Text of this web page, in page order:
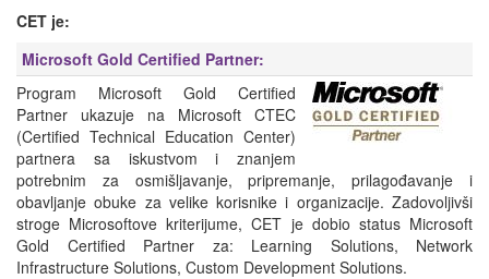
CET je:
Microsoft Gold Certified Partner:
Program Microsoft Gold Certified
Partner ukazuje na Microsoft CTEC
(Certified Technical Education Center)
partnera sa iskustvom i znanjem
potrebnim za osmišljavanje, pripremanje, prilagođavanje i
obavljanje obuke za velike korisnike i organizacije. Zadovoljivši
stroge Microsoftove kriterijume, CET je dobio status Microsoft
Gold Certified Partner za: Learning Solutions, Network
Infrastructure Solutions, Custom Development Solutions.